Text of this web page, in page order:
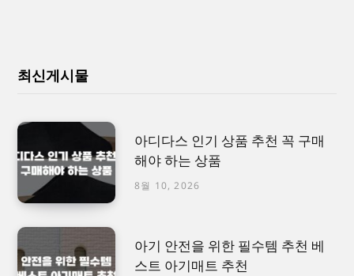
최신게시물
아디다스 인기 상품 추천 꼭 구매
해야 하는 상품
8월 10, 2026
아기 안전을 위한 필수템 추천 베
스트 아기매트 추천